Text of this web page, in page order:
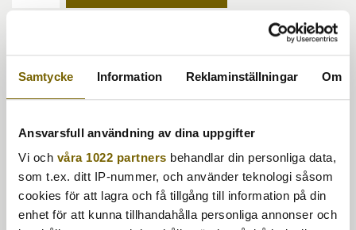
Samtycke Information Reklaminställningar Om
Ansvarsfull användning av dina uppgifter
Vi och våra 1022 partners behandlar din personliga data,
som t.ex. ditt IP-nummer, och använder teknologi såsom
cookies för att lagra och få tillgång till information på din
enhet för att kunna tillhandahålla personliga annonser och
Dyna som passar till Sandö och Praga solsäng.
beständig och vattentålig. Tyget är special behandlat mot
mögel, fett, smuts och föroreningar, vilket gör det till en
perfekt utomhustextil.